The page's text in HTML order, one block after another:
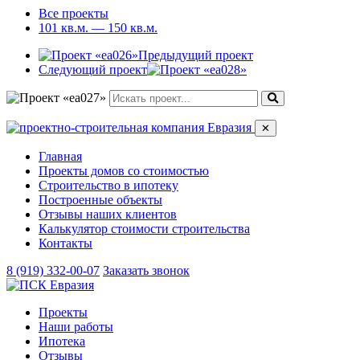
Все проекты
101 кв.м. — 150 кв.м.
Предыдущий проект
Следующий проект
✕
Главная
Проекты домов со стоимостью
Строительство в ипотеку
Построенные объекты
Отзывы наших клиентов
Калькулятор стоимости строительства
Контакты
8 (919) 332-00-07 Заказать звонок
Проекты
Наши работы
Ипотека
Отзывы